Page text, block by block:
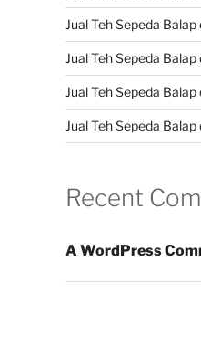
Jual Teh Sepeda Balap
Jual Teh Sepeda
Jual Teh Sepeda
Jual Teh Sepeda
Recent
A WordPress